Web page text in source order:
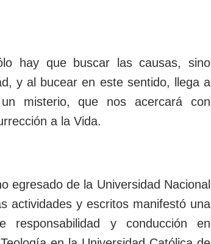
hay que buscar las causas, sino
y al bucear en este sentido, llega a
misterio, que nos acercará con
a la Vida.
egresado de la Universidad Nacional
actividades y escritos manifestó una
responsabilidad y conducción en